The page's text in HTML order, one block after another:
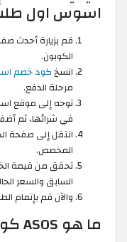
اسوس اول طلب
الكوبون.
انسخ كود خصم
مرحلة الدفع.
في شرائها، ثم
انتقل إلى صفحة
المخصص.
تحقق من قيمة
السابق والسعر
والآن قم بإتمام
ما هو ASOS كود خصم؟